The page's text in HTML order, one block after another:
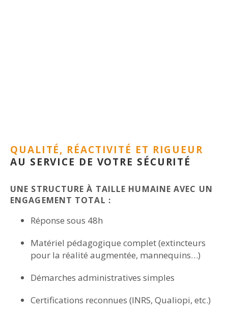
QUALITÉ, RÉACTIVITÉ ET RIGUEUR
AU SERVICE DE VOTRE SÉCURITÉ
UNE STRUCTURE À TAILLE HUMAINE AVEC UN
ENGAGEMENT TOTAL :
Réponse sous 48h
Matériel pédagogique complet (extincteurs
pour la réalité augmentée, mannequins…)
Démarches administratives simples
Certifications reconnues (INRS, Qualiopi, etc.)